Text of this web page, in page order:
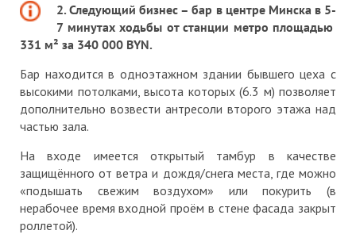
2. Следующий бизнес – бар в центре Минска в 5-
7 минутах ходьбы от станции метро площадью
331 м² за 340 000 BYN.
Бар находится в одноэтажном здании бывшего цеха с
высокими потолками, высота которых (6.3 м) позволяет
дополнительно возвести антресоли второго этажа над
частью зала.
На входе имеется открытый тамбур в качестве
защищённого от ветра и дождя/снега места, где можно
«подышать свежим воздухом» или покурить (в
нерабочее время входной проём в стене фасада закрыт
роллетой).